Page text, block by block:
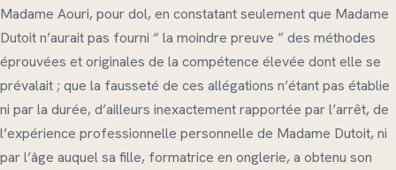
Madame Aouri, pour dol, en constatant seulement que Madame
Dutoit n’aurait pas fourni “ la moindre preuve ” des méthodes
éprouvées et originales de la compétence élevée dont elle se
prévalait ; que la fausseté de ces allégations n’étant pas établie
ni par la durée, d’ailleurs inexactement rapportée par l’arrêt, de
l’expérience professionnelle personnelle de Madame Dutoit, ni
par l’âge auquel sa fille, formatrice en onglerie, a obtenu son